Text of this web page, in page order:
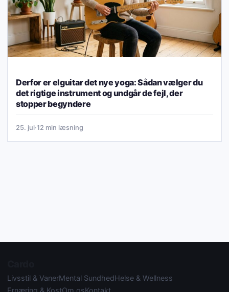
Derfor er elguitar det nye yoga: Sådan vælger du
det rigtige instrument og undgår de fejl, der
stopper begyndere
25. jul·12 min læsning
Livsstil & VanerMental SundhedHelse & Wellness
Ernæring & KostOm osKontakt